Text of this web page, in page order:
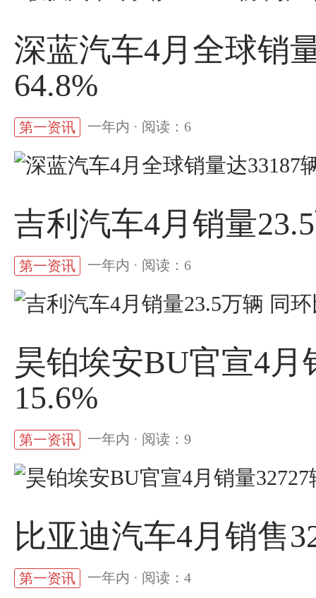
深蓝汽车4月全球销
64.8%
第一资讯 一年内 · 阅读：6
吉利汽车4月销量
第一资讯 一年内 · 阅读：6
昊铂埃安BU官宣4月
15.6%
第一资讯 一年内 · 阅读：9
比亚迪汽车4月销售
第一资讯 一年内 · 阅读：4